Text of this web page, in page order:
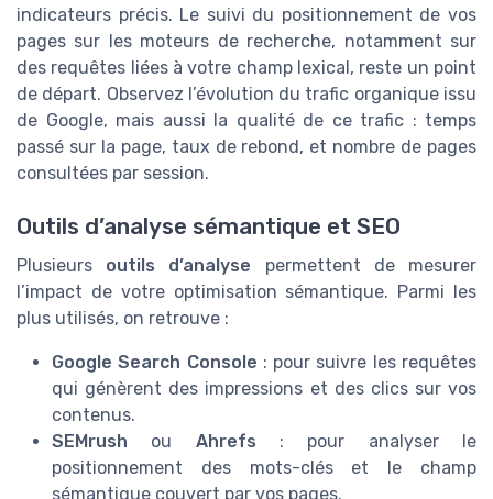
indicateurs précis. Le suivi du positionnement de vos
pages sur les moteurs de recherche, notamment sur
des requêtes liées à votre champ lexical, reste un point
de départ. Observez l’évolution du trafic organique issu
de Google, mais aussi la qualité de ce trafic : temps
passé sur la page, taux de rebond, et nombre de pages
consultées par session.
Outils d’analyse sémantique et SEO
Plusieurs outils d’analyse permettent de mesurer
l’impact de votre optimisation sémantique. Parmi les
plus utilisés, on retrouve :
Google Search Console : pour suivre les requêtes
qui génèrent des impressions et des clics sur vos
contenus.
SEMrush ou Ahrefs : pour analyser le
positionnement des mots-clés et le champ
sémantique couvert par vos pages.